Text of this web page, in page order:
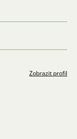
Zobrazit profil